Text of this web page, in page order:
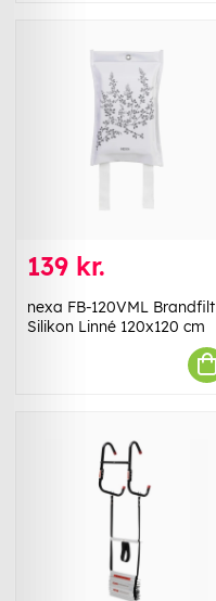
139 kr.
nexa FB-120VML Brandfilt
Silikon Linné 120x120 cm